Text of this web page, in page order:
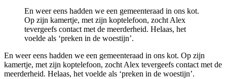
En weer eens hadden we een gemeenteraad in ons kot.
Op zijn kamertje, met zijn koptelefoon, zocht Alex
tevergeefs contact met de meerderheid. Helaas, het
voelde als ‘preken in de woestijn’.
En weer eens hadden we een gemeenteraad in ons kot. Op zijn
kamertje, met zijn koptelefoon, zocht Alex tevergeefs contact met de
meerderheid. Helaas, het voelde als ‘preken in de woestijn’.